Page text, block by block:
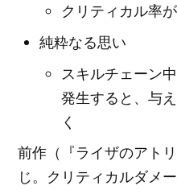
クリティカル率
純粋なる思い
スキルチェーン
発生すると、与
く
前作（『ライザのアト
じ。クリティカルダメ